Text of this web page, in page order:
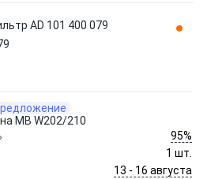
AD 101 400 079
MB W202/210
95%
1 шт.
13 - 16 августа